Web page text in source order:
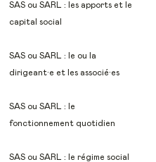
SAS ou SARL : les apports et le
capital social
SAS ou SARL : le ou la
dirigeant·e et les associé·es
SAS ou SARL : le
fonctionnement quotidien
SAS ou SARL : le régime social